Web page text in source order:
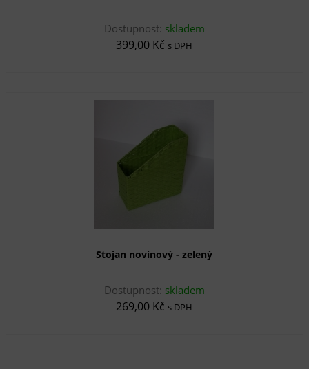
Dostupnost: skladem
399,00 Kč s DPH
Stojan novinový - zelený
Dostupnost: skladem
269,00 Kč s DPH